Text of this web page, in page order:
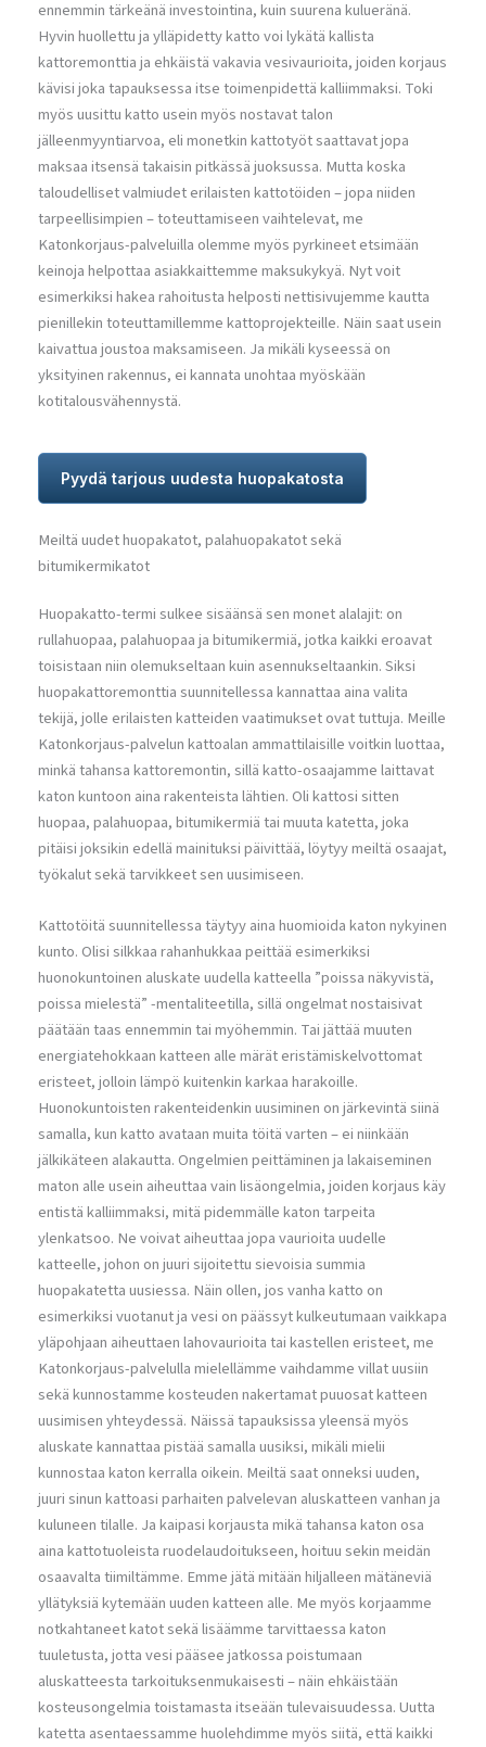
ennemmin tärkeänä investointina, kuin suurena kulueränä.
Hyvin huollettu ja ylläpidetty katto voi lykätä kallista
kattoremonttia ja ehkäistä vakavia vesivaurioita, joiden korjaus
kävisi joka tapauksessa itse toimenpidettä kalliimmaksi. Toki
myös uusittu katto usein myös nostavat talon
jälleenmyyntiarvoa, eli monetkin kattotyöt saattavat jopa
maksaa itsensä takaisin pitkässä juoksussa. Mutta koska
taloudelliset valmiudet erilaisten kattotöiden – jopa niiden
tarpeellisimpien – toteuttamiseen vaihtelevat, me
Katonkorjaus-palveluilla olemme myös pyrkineet etsimään
keinoja helpottaa asiakkaittemme maksukykyä. Nyt voit
esimerkiksi hakea rahoitusta helposti nettisivujemme kautta
pienillekin toteuttamillemme kattoprojekteille. Näin saat usein
kaivattua joustoa maksamiseen. Ja mikäli kyseessä on
yksityinen rakennus, ei kannata unohtaa myöskään
kotitalousvähennystä.
Pyydä tarjous uudesta huopakatosta
Meiltä uudet huopakatot, palahuopakatot sekä
bitumikermikatot
Huopakatto-termi sulkee sisäänsä sen monet alalajit: on
rullahuopaa, palahuopaa ja bitumikermiä, jotka kaikki eroavat
toisistaan niin olemukseltaan kuin asennukseltaankin. Siksi
huopakattoremonttia suunnitellessa kannattaa aina valita
tekijä, jolle erilaisten katteiden vaatimukset ovat tuttuja. Meille
Katonkorjaus-palvelun kattoalan ammattilaisille voitkin luottaa,
minkä tahansa kattoremontin, sillä katto-osaajamme laittavat
katon kuntoon aina rakenteista lähtien. Oli kattosi sitten
huopaa, palahuopaa, bitumikermiä tai muuta katetta, joka
pitäisi joksikin edellä mainituksi päivittää, löytyy meiltä osaajat,
työkalut sekä tarvikkeet sen uusimiseen.
Kattotöitä suunnitellessa täytyy aina huomioida katon nykyinen
kunto. Olisi silkkaa rahanhukkaa peittää esimerkiksi
huonokuntoinen aluskate uudella katteella ”poissa näkyvistä,
poissa mielestä” -mentaliteetilla, sillä ongelmat nostaisivat
päätään taas ennemmin tai myöhemmin. Tai jättää muuten
energiatehokkaan katteen alle märät eristämiskelvottomat
eristeet, jolloin lämpö kuitenkin karkaa harakoille.
Huonokuntoisten rakenteidenkin uusiminen on järkevintä siinä
samalla, kun katto avataan muita töitä varten – ei niinkään
jälkikäteen alakautta. Ongelmien peittäminen ja lakaiseminen
maton alle usein aiheuttaa vain lisäongelmia, joiden korjaus käy
entistä kalliimmaksi, mitä pidemmälle katon tarpeita
ylenkatsoo. Ne voivat aiheuttaa jopa vaurioita uudelle
katteelle, johon on juuri sijoitettu sievoisia summia
huopakatetta uusiessa. Näin ollen, jos vanha katto on
esimerkiksi vuotanut ja vesi on päässyt kulkeutumaan vaikkapa
yläpohjaan aiheuttaen lahovaurioita tai kastellen eristeet, me
Katonkorjaus-palvelulla mielellämme vaihdamme villat uusiin
sekä kunnostamme kosteuden nakertamat puuosat katteen
uusimisen yhteydessä. Näissä tapauksissa yleensä myös
aluskate kannattaa pistää samalla uusiksi, mikäli mielii
kunnostaa katon kerralla oikein. Meiltä saat onneksi uuden,
juuri sinun kattoasi parhaiten palvelevan aluskatteen vanhan ja
kuluneen tilalle. Ja kaipasi korjausta mikä tahansa katon osa
aina kattotuoleista ruodelaudoitukseen, hoituu sekin meidän
osaavalta tiimiltämme. Emme jätä mitään hiljalleen mätäneviä
yllätyksiä kytemään uuden katteen alle. Me myös korjaamme
notkahtaneet katot sekä lisäämme tarvittaessa katon
tuuletusta, jotta vesi pääsee jatkossa poistumaan
aluskatteesta tarkoituksenmukaisesti – näin ehkäistään
kosteusongelmia toistamasta itseään tulevaisuudessa. Uutta
katetta asentaessamme huolehdimme myös siitä, että kaikki